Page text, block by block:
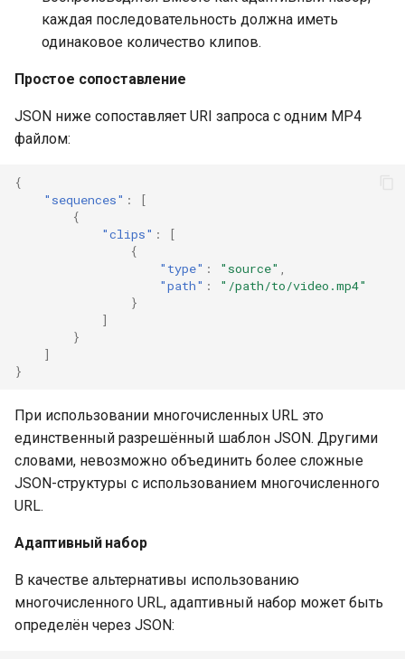
каждая последовательность должна иметь
одинаковое количество клипов.
Простое сопоставление
JSON ниже сопоставляет URI запроса с одним MP4
файлом:
{
"sequences" :
[
{
"clips" :
[
{
"type" : "source"
"path" :
"/path/to/video.mp4"
}
]
}
]
}
При использовании многочисленных URL это
единственный разрешённый шаблон JSON. Другими
словами, невозможно объединить более сложные
JSON-структуры с использованием многочисленного
URL.
Адаптивный набор
В качестве альтернативы использованию
многочисленного URL, адаптивный набор может быть
определён через JSON: